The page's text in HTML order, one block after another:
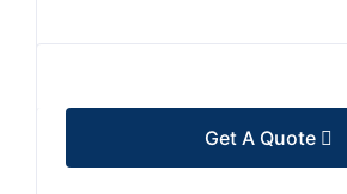
Get A Quote